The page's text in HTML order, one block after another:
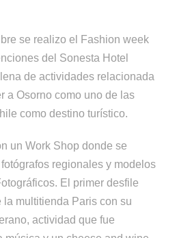
se realizo el Fashion week
del Sonesta Hotel
de actividades relacionada
a Osorno como uno de las
como destino turístico.
un Work Shop donde se
regionales y modelos
El primer desfile
multitienda Paris con su
actividad que fue